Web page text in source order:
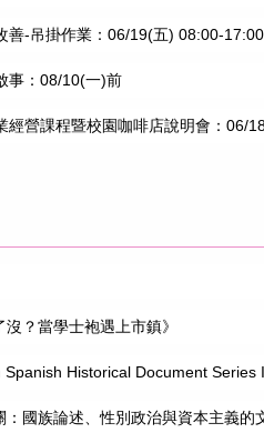
善-吊掛作業：06/19(五) 08:00-17:00
事：08/10(一)前
經營課程暨校園咖啡店說明會：06/
？當學士袍遇上市鎮》
Historical Document Series I
國族論述、性別政治與資本主義的